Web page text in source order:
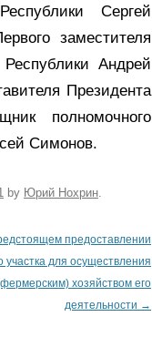
Сергей
заместителя
Андрей
Президента
полномочного
Симонов.
by Юрий Нохрин
предоставлении
участка для осуществления
хозяйством его
деятельности →